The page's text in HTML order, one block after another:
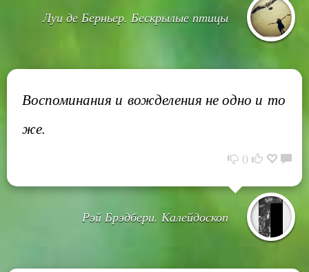
Луи де Берньер. Бескрылые птицы
Воспоминания и вожделения не одно и то
же.
0
Рэй Брэдбери. Калейдоскоп